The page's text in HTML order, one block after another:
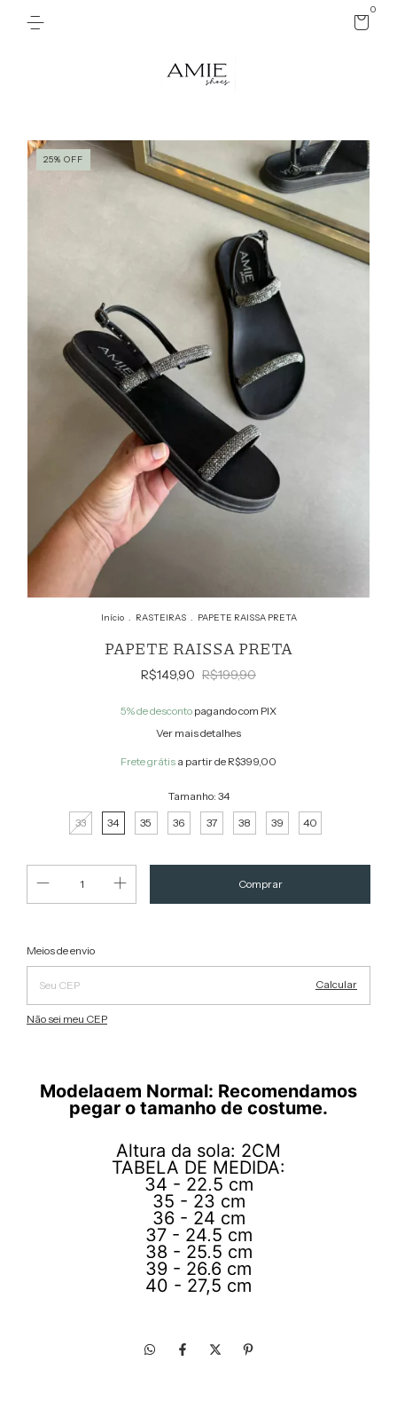
0
25% OFF
Início . RASTEIRAS . PAPETE RAISSA PRETA
PAPETE RAISSA PRETA
R$149,90 R$199,90
5% de desconto pagando com PIX
Ver mais detalhes
Frete grátis a partir de R$399,00
Tamanho: 34
33
34 35 36 37 38 39 40
Entregas para o CEP:
Meios de envio
Calcular
Não sei meu CEP
Modelagem Normal: Recomendamos
pegar o tamanho de costume.
Altura da sola: 2CM
TABELA DE MEDIDA:
34 - 22,5 cm
35 - 23 cm
36 - 24 cm
37 - 24,5 cm
38 - 25,5 cm
39 - 26,6 cm
40 - 27,5 cm